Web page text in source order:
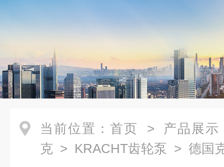
当前位置： 首页 > 产品展示
克 > KRACHT齿轮泵 > 德国